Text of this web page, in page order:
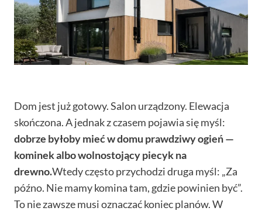
Dom jest już gotowy. Salon urządzony. Elewacja
skończona. A jednak z czasem pojawia się myśl:
dobrze byłoby mieć w domu prawdziwy ogień —
kominek albo wolnostojący piecyk na
drewno.Wtedy często przychodzi druga myśl: „Za
późno. Nie mamy komina tam, gdzie powinien być”.
To nie zawsze musi oznaczać koniec planów. W